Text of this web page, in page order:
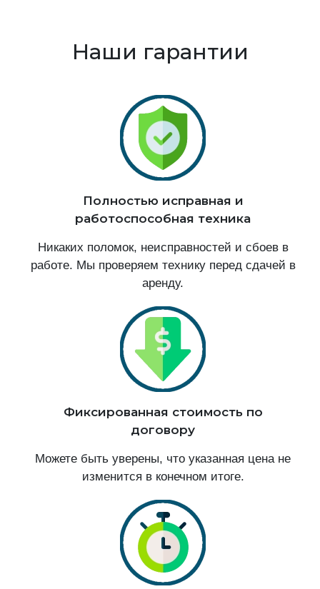
Наши гарантии
Полностью исправная и
работоспособная техника
Никаких поломок, неисправностей и сбоев в
работе. Мы проверяем технику перед сдачей в
аренду.
Фиксированная стоимость по
договору
Можете быть уверены, что указанная цена не
изменится в конечном итоге.